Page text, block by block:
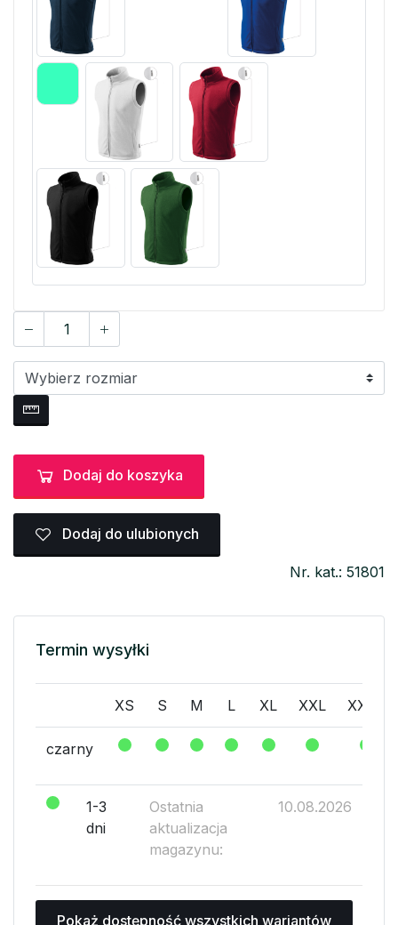
Dodaj do koszyka
Dodaj do ulubionych
Nr. kat.: 51801
Termin wysyłki
XS S M L XL XXL XXXL
czarny
1-3
dni
Ostatnia
aktualizacja
magazynu:
10.08.2026
Pokaż dostępność wszystkich wariantów